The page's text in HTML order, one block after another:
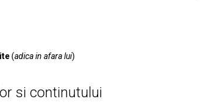
(adica in afara lui)
si continutului